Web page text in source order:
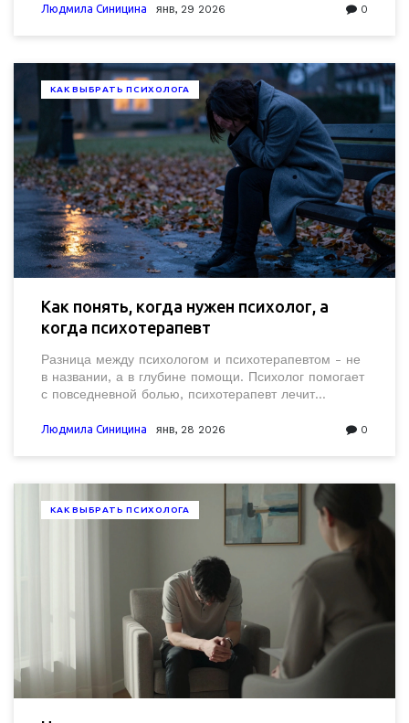
Людмила Синицина янв, 29 2026 0
КАК ВЫБРАТЬ ПСИХОЛОГА
Как понять, когда нужен психолог, а
когда психотерапевт
Разница между психологом и психотерапевтом - не
в названии, а в глубине помощи. Психолог помогает
с повседневной болью, психотерапевт лечит
вам тяжело.
Людмила Синицина янв, 28 2026 0
КАК ВЫБРАТЬ ПСИХОЛОГА